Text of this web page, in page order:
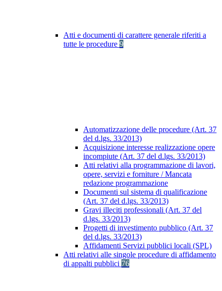
Atti e documenti di carattere generale riferiti a
tutte le procedure 9
Automatizzazione delle procedure (Art. 37
del d.lgs. 33/2013)
Acquisizione interesse realizzazione opere
incompiute (Art. 37 del d.lgs. 33/2013)
Atti relativi alla programmazione di lavori,
opere, servizi e forniture / Mancata
redazione programmazione
Documenti sul sistema di qualificazione
(Art. 37 del d.lgs. 33/2013)
Gravi illeciti professionali (Art. 37 del
d.lgs. 33/2013)
Progetti di investimento pubblico (Art. 37
del d.lgs. 33/2013)
Affidamenti Servizi pubblici locali (SPL)
Atti relativi alle singole procedure di affidamento
di appalti pubblici 76